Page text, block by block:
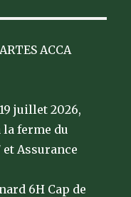
ACCA
juillet 2026,
ferme du
Assurance
6H Cap de